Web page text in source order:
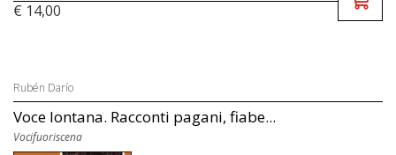
€ 14,00
Rubén Darío
Voce lontana. Racconti pagani, fiabe...
Vocifuoriscena